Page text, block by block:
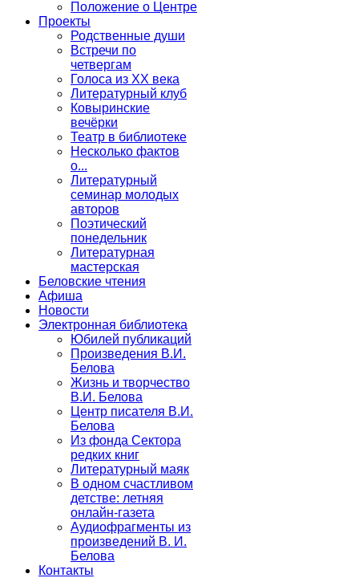
Положение о Центре
Проекты
Родственные души
Встречи по
четвергам
Голоса из ХХ века
Литературный клуб
Ковыринские
вечёрки
Театр в библиотеке
Несколько фактов
о...
Литературный
семинар молодых
авторов
Поэтический
понедельник
Литературная
мастерская
Беловские чтения
Афиша
Новости
Электронная библиотека
Юбилей публикаций
Произведения В.И.
Белова
Жизнь и творчество
В.И. Белова
Центр писателя В.И.
Белова
Из фонда Сектора
редких книг
Литературный маяк
В одном счастливом
детстве: летняя
онлайн-газета
Аудиофрагменты из
произведений В. И.
Белова
Контакты